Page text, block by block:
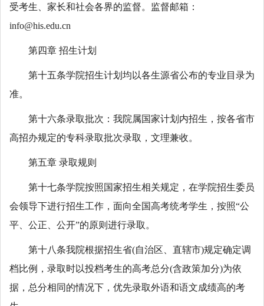
受考生、家长和社会各界的监督。监督邮箱：
info@his.edu.cn
第四章 招生计划
第十五条学院招生计划均以各生源省公布的专业目录为
准。
第十六条录取批次：我院属国家计划内招生，按各省市
高招办规定的专科录取批次录取，文理兼收。
第五章 录取规则
第十七条学院按照国家招生相关规定，在学院招生委员
会领导下进行招生工作，面向全国高考统考学生，按照“公
平、公正、公开”的原则进行录取。
第十八条我院根据招生省(自治区、直辖市)规定确定调
档比例，录取时以投档考生的高考总分(含政策加分)为依
据，总分相同的情况下，优先录取外语和语文成绩高的考